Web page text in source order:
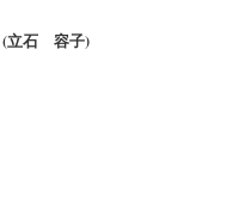
(立石 容子)